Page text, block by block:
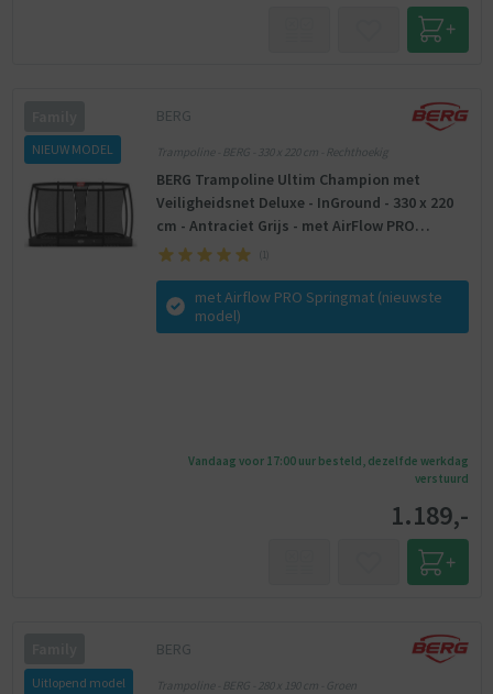
NIEUW MODEL
BERG
Trampoline - BERG - 330 x 220 cm - Rechthoekig
BERG Trampoline Ultim Champion met
Veiligheidsnet Deluxe - InGround - 330 x 220
cm - Antraciet Grijs - met AirFlow PRO
Springmat en TwinSpring
1
met Airflow PRO Springmat (nieuwste
model)
Vandaag voor 17:00 uur besteld, dezelfde werkdag
verstuurd
1.189,-
Uitlopend model
BERG
Trampoline - BERG - 280 x 190 cm - Groen